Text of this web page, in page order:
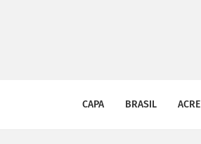
CAPA BRASIL ACRE